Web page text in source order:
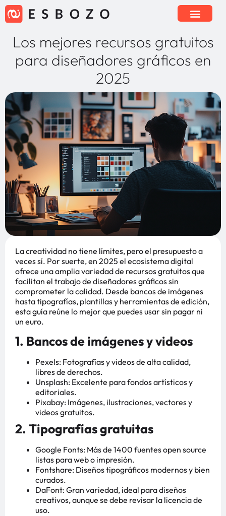
Los mejores recursos gratuitos
para diseñadores gráficos en
2025
La creatividad no tiene límites, pero el presupuesto a
veces sí. Por suerte, en 2025 el ecosistema digital
ofrece una amplia variedad de recursos gratuitos que
facilitan el trabajo de diseñadores gráficos sin
comprometer la calidad. Desde bancos de imágenes
hasta tipografías, plantillas y herramientas de edición,
esta guía reúne lo mejor que puedes usar sin pagar ni
un euro.
1. Bancos de imágenes y videos
Pexels: Fotografías y videos de alta calidad,
libres de derechos.
Unsplash: Excelente para fondos artísticos y
editoriales.
Pixabay: Imágenes, ilustraciones, vectores y
videos gratuitos.
2. Tipografías gratuitas
Google Fonts: Más de 1400 fuentes open source
listas para web o impresión.
Fontshare: Diseños tipográficos modernos y bien
curados.
DaFont: Gran variedad, ideal para diseños
creativos, aunque se debe revisar la licencia de
uso.